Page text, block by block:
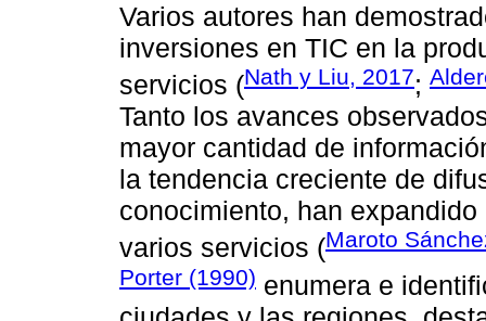
Varios autores han
inversiones en TIC en la
servicios (Nath y Liu, 2017;
Tanto los avances
mayor cantidad de
la tendencia creciente de
conocimiento, han
varios servicios (Maroto
Porter (1990) enumera e